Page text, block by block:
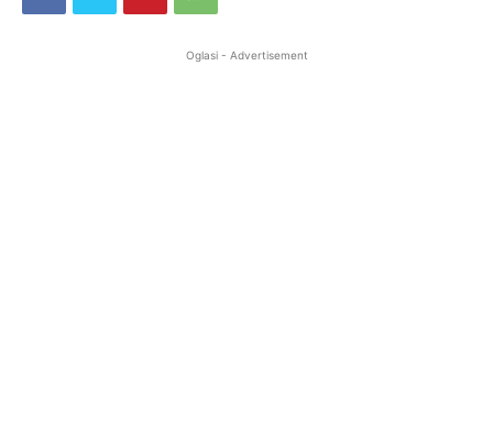
Oglasi - Advertisement